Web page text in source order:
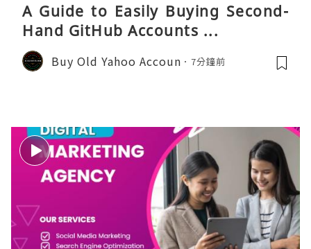
A Guide to Easily Buying Second-
Hand GitHub Accounts ...
Buy Old Yahoo Accoun 7分鐘前